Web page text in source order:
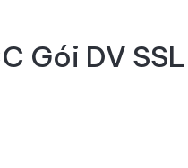
Gói DV SSL